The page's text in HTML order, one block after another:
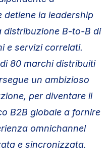
detiene la leadership
distribuzione B-to-B di
e servizi correlati.
80 marchi distribuiti
un ambizioso
per diventare il
B2B globale a fornire
omnichannel
e sincronizzata.